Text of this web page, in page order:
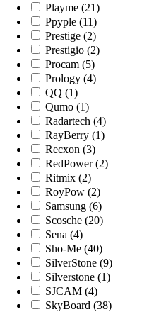
Playme (21)
Ppyple (11)
Prestige (2)
Prestigio (2)
Procam (5)
Prology (4)
QQ (1)
Qumo (1)
Radartech (4)
RayBerry (1)
Recxon (3)
RedPower (2)
Ritmix (2)
RoyPow (2)
Samsung (6)
Scosche (20)
Sena (4)
Sho-Me (40)
SilverStone (9)
Silverstone (1)
SJCAM (4)
SkyBoard (38)